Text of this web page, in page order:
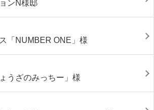
ンN様邸
「NUMBER ONE」様
うざのみっちー」様